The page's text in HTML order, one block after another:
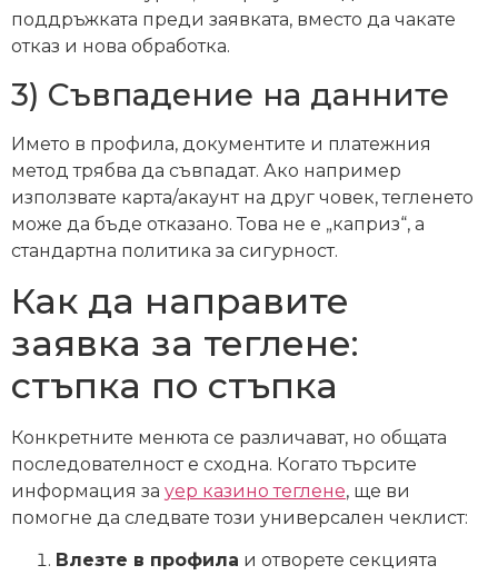
поддръжката преди заявката, вместо да чакате
отказ и нова обработка.
3) Съвпадение на данните
Името в профила, документите и платежния
метод трябва да съвпадат. Ако например
използвате карта/акаунт на друг човек, тегленето
може да бъде отказано. Това не е „каприз“, а
стандартна политика за сигурност.
Как да направите
заявка за теглене:
стъпка по стъпка
Конкретните менюта се различават, но общата
последователност е сходна. Когато търсите
информация за yep казино теглене, ще ви
помогне да следвате този универсален чеклист:
Влезте в профила и отворете секцията